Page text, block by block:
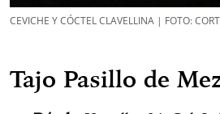
CEVICHE Y CÓCTEL CLAVELLINA | FOTO:
Tajo Pasillo de